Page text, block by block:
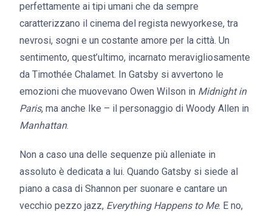
perfettamente ai tipi umani che da sempre
caratterizzano il cinema del regista newyorkese, tra
nevrosi, sogni e un costante amore per la città. Un
sentimento, quest’ultimo, incarnato meravigliosamente
da Timothée Chalamet. In Gatsby si avvertono le
emozioni che muovevano Owen Wilson in Midnight in
Paris, ma anche Ike – il personaggio di Woody Allen in
Manhattan.
Non a caso una delle sequenze più alleniate in
assoluto è dedicata a lui. Quando Gatsby si siede al
piano a casa di Shannon per suonare e cantare un
vecchio pezzo jazz, Everything Happens to Me. E no,